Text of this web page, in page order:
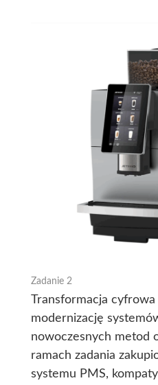
Zadanie 2
Transformacja
modernizację
nowoczesnych metod
ramach zadania
systemu PMS,